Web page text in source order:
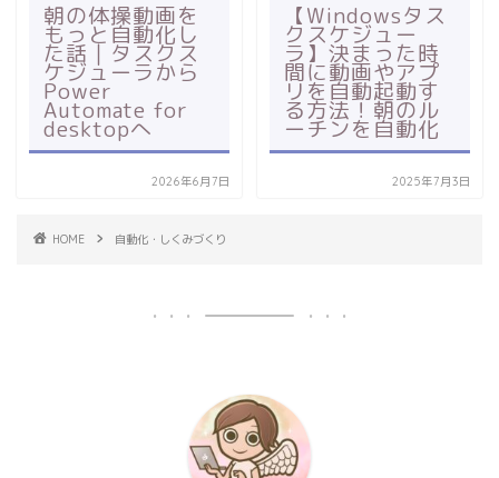
朝の体操動画を
もっと自動化し
た話｜タスクス
ケジューラから
Power
Automate for
desktopへ
2026年6月7日
【Windowsタス
クスケジュー
ラ】決まった時
間に動画やアプ
リを自動起動す
る方法！朝のル
ーチンを自動化
2025年7月3日
HOME 自動化・しくみづくり